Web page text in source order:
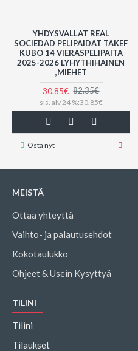
YHDYSVALLAT REAL
SOCIEDAD PELIPAIDAT TAKEF
KUBO 14 VIERASPELIPAITA
2025-2026 LYHYTHIHAINEN
,MIEHET
30.85€ 82.35€
sis. alv 24 %:30.85€
Osta nyt
MEISTÄ
Ottaa yhteyttä
Vaihto- ja palautusehdot
Kokotaulukko
Ohjeet & Usein Kysyttyä
TILINI
Tilini
Tilaukset